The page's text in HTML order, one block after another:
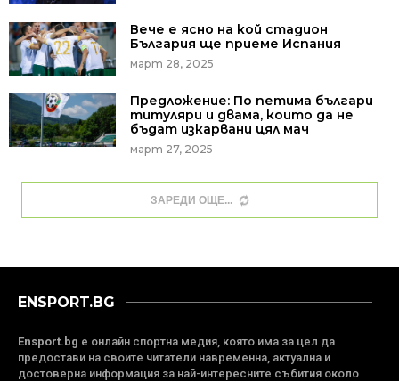
Вече е ясно на кой стадион
България ще приеме Испания
март 28, 2025
Предложение: По петима българи
титуляри и двама, които да не
бъдат изкарвани цял мач
март 27, 2025
ЗАРЕДИ ОЩЕ
ENSPORT.BG
Ensport.bg е онлайн спортна медия, която има за цел да
предостави на своите читатели навременна, актуална и
достоверна информация за най-интересните събития около